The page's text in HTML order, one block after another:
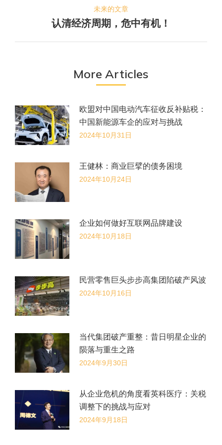
章：
未来的文章
未
章：
认清经济周期，危中有机！
More Articles
欧盟对中国电动汽车征收反补贴税：
中国新能源车企的应对与挑战
2024年10月31日
王健林：商业巨擘的债务困境
2024年10月24日
企业如何做好互联网品牌建设
2024年10月18日
民营零售巨头步步高集团陷破产风波
2024年10月16日
当代集团破产重整：昔日明星企业的
陨落与重生之路
2024年9月30日
从企业危机的角度看英科医疗：关税
调整下的挑战与应对
2024年9月18日